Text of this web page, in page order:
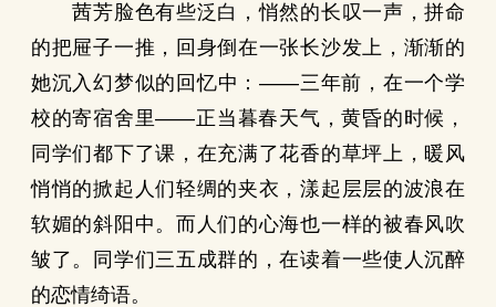
茜芳脸色有些泛白，悄然的长叹一声，拼命
的把屉子一推，回身倒在一张长沙发上，渐渐的
她沉入幻梦似的回忆中：——三年前，在一个学
校的寄宿舍里——正当暮春天气，黄昏的时候，
同学们都下了课，在充满了花香的草坪上，暖风
悄悄的掀起人们轻绸的夹衣，漾起层层的波浪在
软媚的斜阳中。而人们的心海也一样的被春风吹
皱了。同学们三五成群的，在读着一些使人沉醉
的恋情绮语。